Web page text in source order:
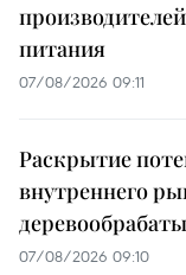
питания
07/08/2026 09:11
Раскрытие
внутреннего
07/08/2026 09:10